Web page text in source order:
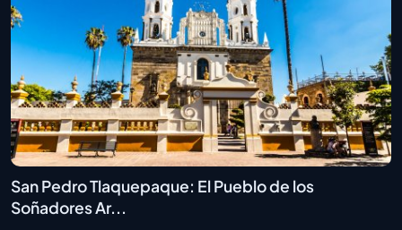
San Pedro Tlaquepaque: El Pueblo de los
Soñadores Ar...